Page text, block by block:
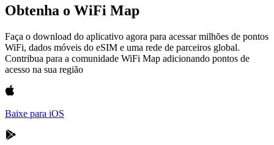
Obtenha o WiFi Map
Faça o download do aplicativo agora para acessar milhões de pontos
WiFi, dados móveis do eSIM e uma rede de parceiros global.
Contribua para a comunidade WiFi Map adicionando pontos de
acesso na sua região
Baixe para iOS